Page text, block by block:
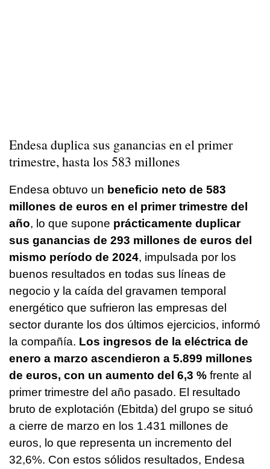
Endesa duplica sus ganancias en el primer
trimestre, hasta los 583 millones
Endesa obtuvo un beneficio neto de 583
millones de euros en el primer trimestre del
año, lo que supone prácticamente duplicar
sus ganancias de 293 millones de euros del
mismo período de 2024, impulsada por los
buenos resultados en todas sus líneas de
negocio y la caída del gravamen temporal
energético que sufrieron las empresas del
sector durante los dos últimos ejercicios, informó
la compañía. Los ingresos de la eléctrica de
enero a marzo ascendieron a 5.899 millones
de euros, con un aumento del 6,3 % frente al
primer trimestre del año pasado. El resultado
bruto de explotación (Ebitda) del grupo se situó
a cierre de marzo en los 1.431 millones de
euros, lo que representa un incremento del
32,6%. Con estos sólidos resultados, Endesa